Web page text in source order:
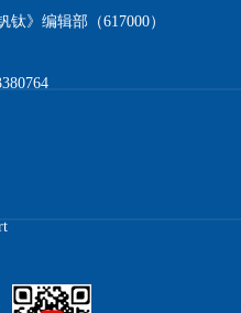
》编辑部（617000）